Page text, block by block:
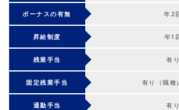
ボーナスの有無 年2
昇給制度 年1
残業手当 有り
固定残業手当 有り（職種
通勤手当 有り